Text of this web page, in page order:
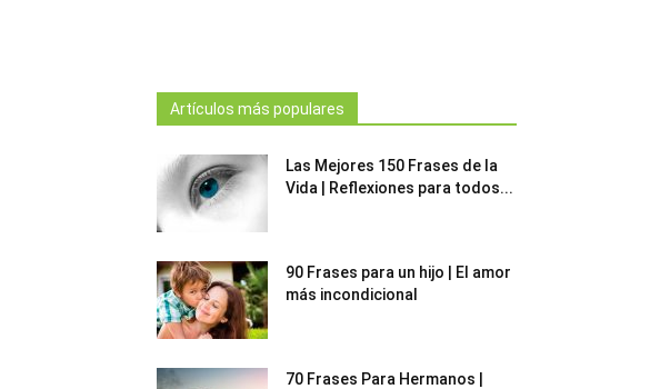
Artículos más populares
Las Mejores 150 Frases de la
Vida | Reflexiones para todos...
90 Frases para un hijo | El amor
más incondicional
70 Frases Para Hermanos |